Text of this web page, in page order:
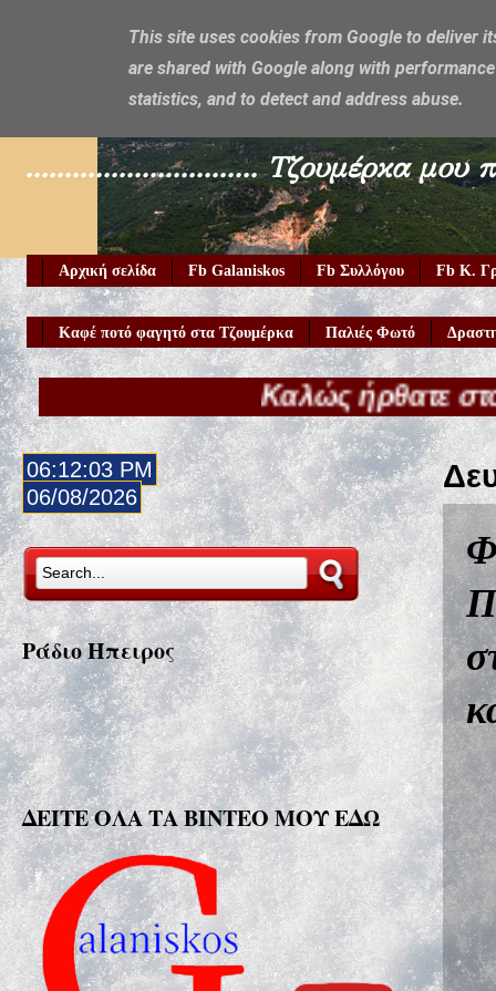
Galaniskos
.............................. Τζουμέρκα μου
Αρχική σελίδα Fb Galaniskos Fb Συλλόγου Fb Κ.
Καφέ ποτό φαγητό στα Τζουμέρκα Παλιές Φωτό
Καλώς ήρθατε στο
06:12:05 PM
06/08/2026
Ράδιο Ήπειρος
ΔΕΙΤΕ ΟΛΑ ΤΑ ΒΙΝΤΕΟ ΜΟΥ ΕΔΩ
This site uses cookies from Google to deliver
are shared with Google along with
statistics, and to detect and address abuse.